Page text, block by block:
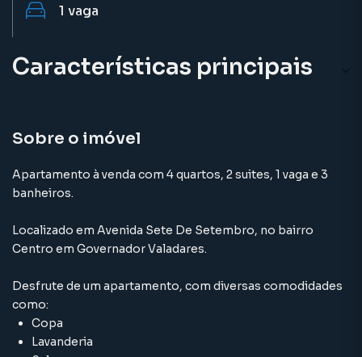
1 vaga
Características principais
Sobre o imóvel
Apartamento à venda com 4 quartos, 2 suites, 1 vaga e 3
banheiros.
Localizado em Avenida Sete De Setembro, no bairro
Centro em Governador Valadares.
Desfrute de um apartamento, com diversas comodidades
como:
Copa
Lavanderia